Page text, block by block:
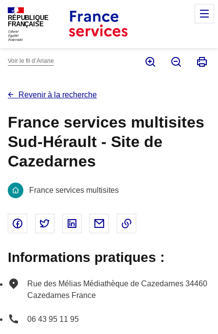
RÉPUBLIQUE
FRANÇAISE
Voir le fil d’Ariane
Revenir à la recherche
France services multisites
Sud-Hérault - Site de
Cazedarnes
France services multisites
Partager sur Facebook - nouvelle fenêtre
Partager sur Twitter - nouvelle fenêtre
Partager sur Linked In - nouvelle
Partager par email - nouvelle
Informations pratiques :
Rue des Mélias Médiathèque de Cazedarnes 34460
Cazedarnes France
06 43 95 11 95